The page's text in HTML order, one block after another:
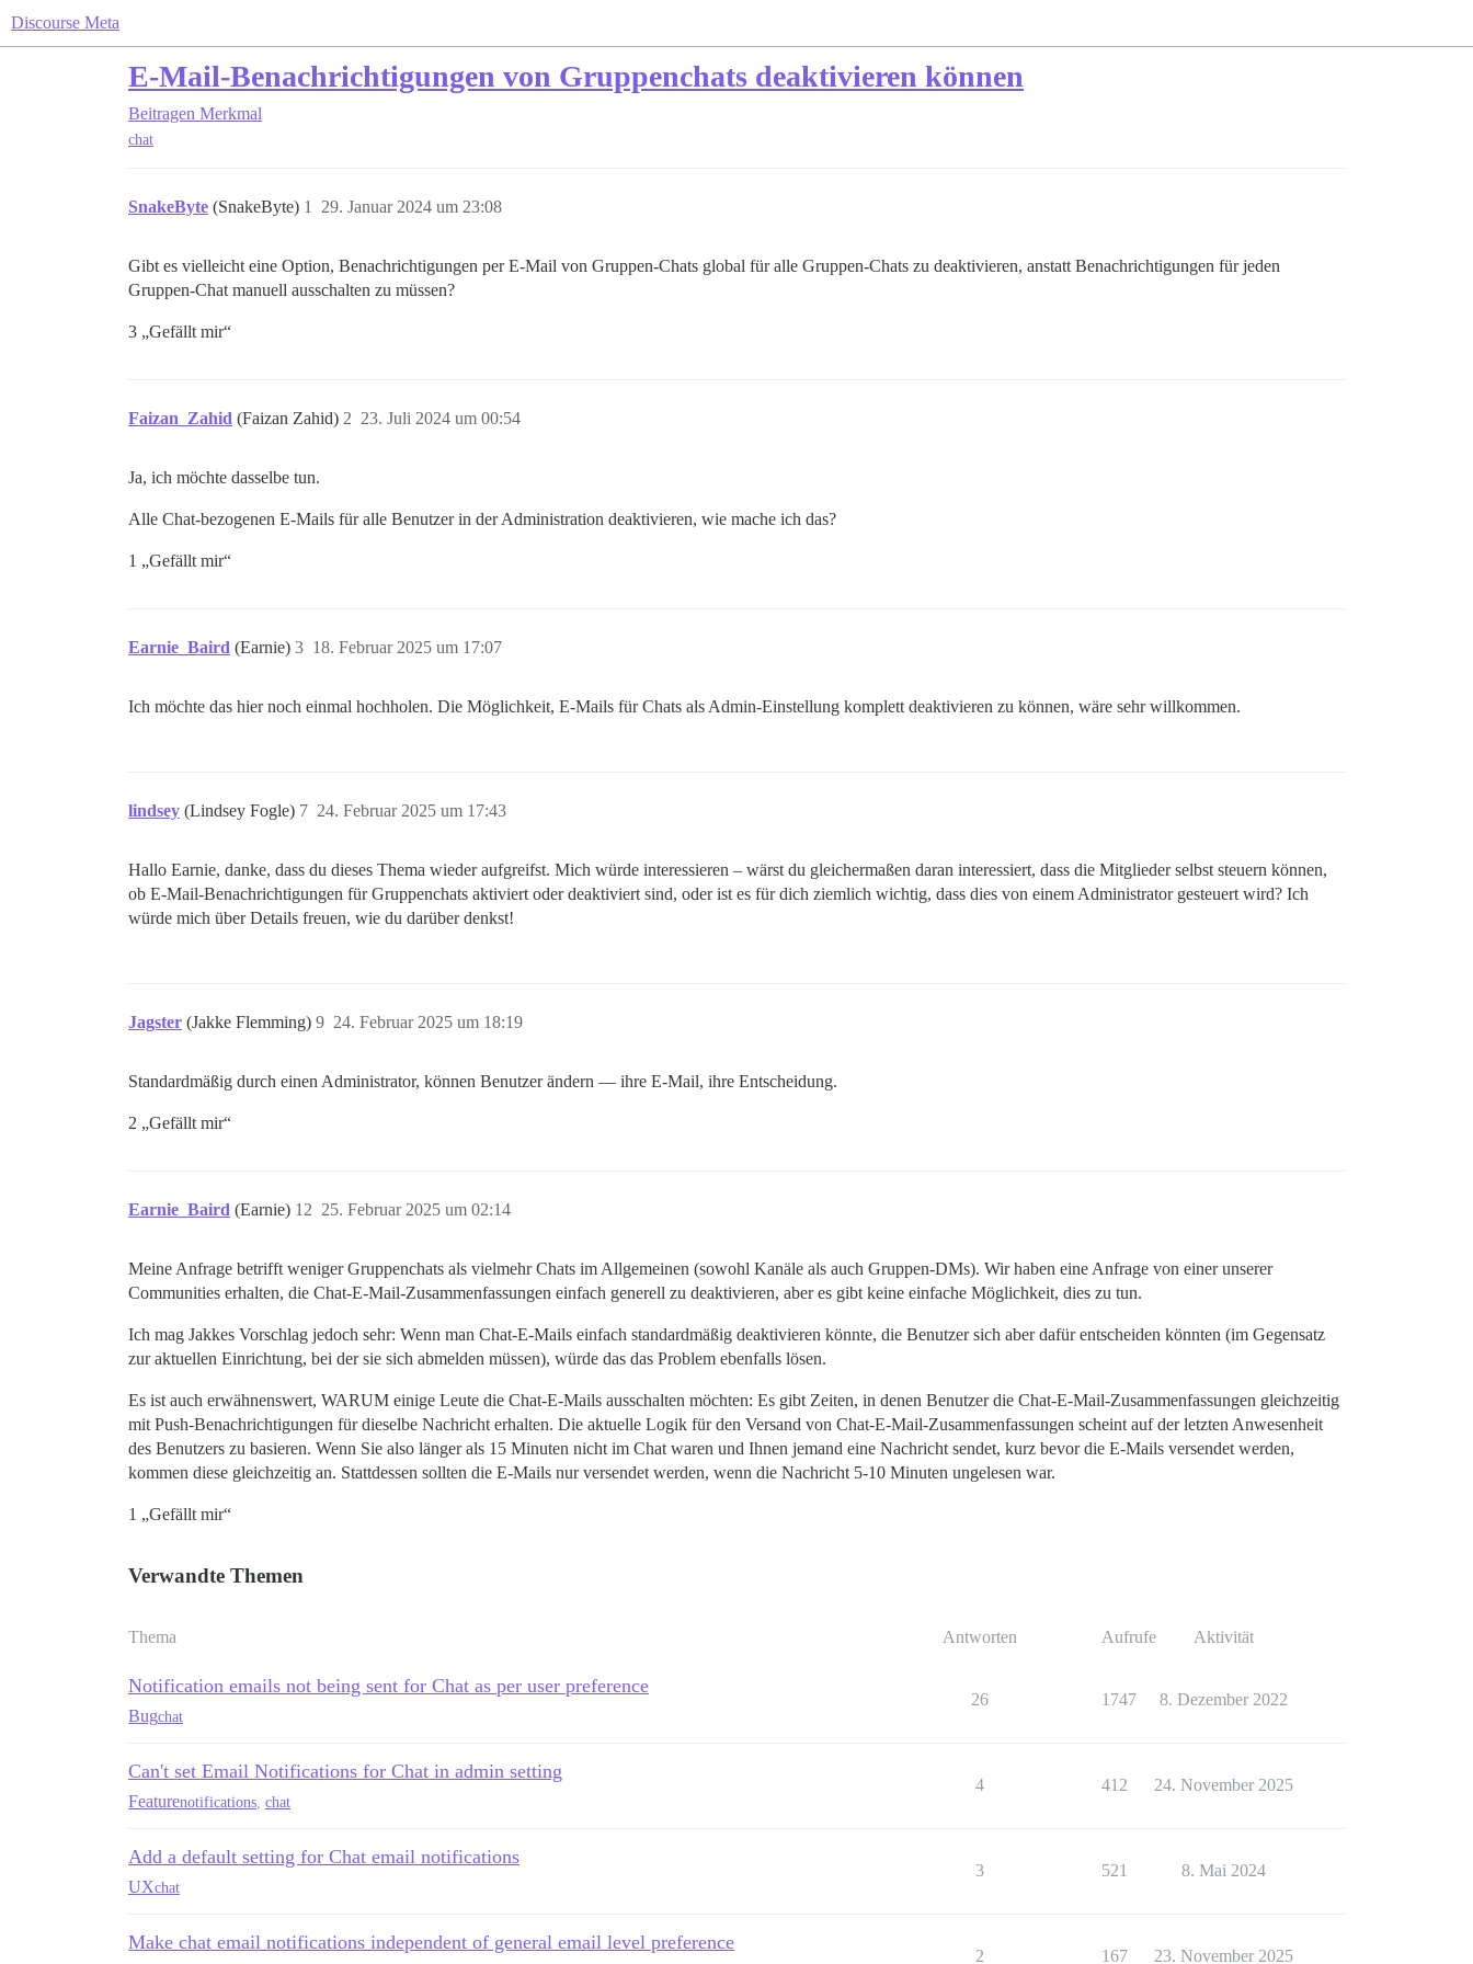
Discourse Meta
E-Mail-Benachrichtigungen von Gruppenchats deaktivieren können
Beitragen Merkmal
chat
SnakeByte (SnakeByte) 29. Januar 2024 um 23:08
1
Gibt es vielleicht eine Option, Benachrichtigungen per E-Mail von Gruppen-Chats global für alle Gruppen-Chats zu deaktivieren, anstatt Benachrichtigungen für jeden
Gruppen-Chat manuell ausschalten zu müssen?
3 „Gefällt mir“
Faizan_Zahid (Faizan Zahid) 23. Juli 2024 um 00:54
2
Ja, ich möchte dasselbe tun.
Alle Chat-bezogenen E-Mails für alle Benutzer in der Administration deaktivieren, wie mache ich das?
1 „Gefällt mir“
Earnie_Baird (Earnie) 18. Februar 2025 um 17:07
3
Ich möchte das hier noch einmal hochholen. Die Möglichkeit, E-Mails für Chats als Admin-Einstellung komplett deaktivieren zu können, wäre sehr willkommen.
lindsey (Lindsey Fogle) 24. Februar 2025 um 17:43
7
Hallo Earnie, danke, dass du dieses Thema wieder aufgreifst. Mich würde interessieren – wärst du gleichermaßen daran interessiert, dass die Mitglieder selbst steuern können,
ob E-Mail-Benachrichtigungen für Gruppenchats aktiviert oder deaktiviert sind, oder ist es für dich ziemlich wichtig, dass dies von einem Administrator gesteuert wird? Ich
würde mich über Details freuen, wie du darüber denkst!
Jagster (Jakke Flemming) 24. Februar 2025 um 18:19
9
Standardmäßig durch einen Administrator, können Benutzer ändern — ihre E-Mail, ihre Entscheidung.
2 „Gefällt mir“
Earnie_Baird (Earnie) 25. Februar 2025 um 02:14
12
Meine Anfrage betrifft weniger Gruppenchats als vielmehr Chats im Allgemeinen (sowohl Kanäle als auch Gruppen-DMs). Wir haben eine Anfrage von einer unserer
Communities erhalten, die Chat-E-Mail-Zusammenfassungen einfach generell zu deaktivieren, aber es gibt keine einfache Möglichkeit, dies zu tun.
Ich mag Jakkes Vorschlag jedoch sehr: Wenn man Chat-E-Mails einfach standardmäßig deaktivieren könnte, die Benutzer sich aber dafür entscheiden könnten (im Gegensatz
zur aktuellen Einrichtung, bei der sie sich abmelden müssen), würde das das Problem ebenfalls lösen.
Es ist auch erwähnenswert, WARUM einige Leute die Chat-E-Mails ausschalten möchten: Es gibt Zeiten, in denen Benutzer die Chat-E-Mail-Zusammenfassungen gleichzeitig
mit Push-Benachrichtigungen für dieselbe Nachricht erhalten. Die aktuelle Logik für den Versand von Chat-E-Mail-Zusammenfassungen scheint auf der letzten Anwesenheit
des Benutzers zu basieren. Wenn Sie also länger als 15 Minuten nicht im Chat waren und Ihnen jemand eine Nachricht sendet, kurz bevor die E-Mails versendet werden,
kommen diese gleichzeitig an. Stattdessen sollten die E-Mails nur versendet werden, wenn die Nachricht 5-10 Minuten ungelesen war.
1 „Gefällt mir“
Verwandte Themen
Thema Antworten Aufrufe Aktivität
Notification emails not being sent for Chat as per user preference
Bugchat
26 1747 8. Dezember 2022
Can't set Email Notifications for Chat in admin setting
Featurenotifications chat
4 412 24. November 2025
Add a default setting for Chat email notifications
UXchat
3 521 8. Mai 2024
Make chat email notifications independent of general email level preference
2 167 23. November 2025